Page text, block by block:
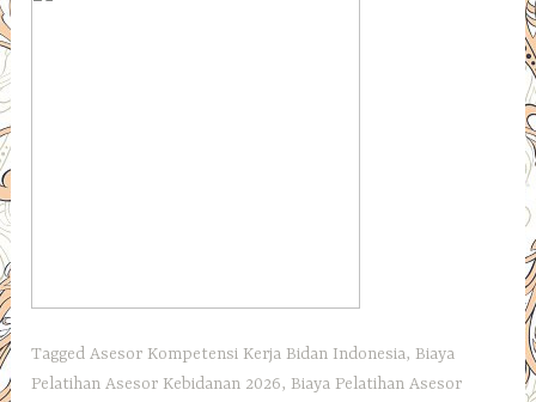
TaggedAsesor Kompetensi Kerja Bidan Indonesia, Biaya
Pelatihan Asesor Kebidanan 2026, Biaya Pelatihan Asesor